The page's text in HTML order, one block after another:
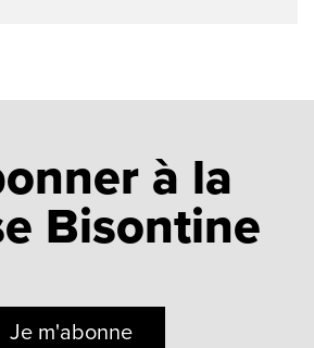
à la
Bisontine
Je m'abonne